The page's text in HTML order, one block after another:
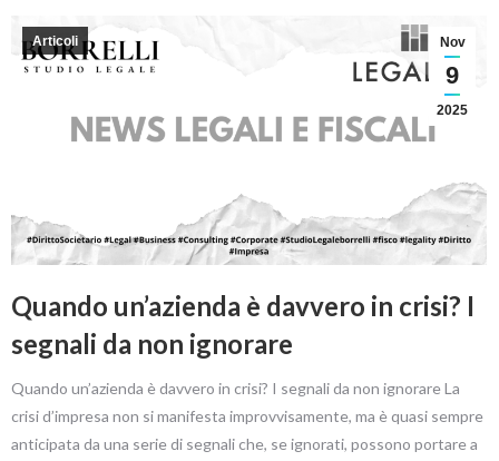
Nov
9
2025
Articoli
Quando un’azienda è davvero in crisi? I
segnali da non ignorare
Quando un’azienda è davvero in crisi? I segnali da non ignorare La
crisi d’impresa non si manifesta improvvisamente, ma è quasi sempre
anticipata da una serie di segnali che, se ignorati, possono portare a